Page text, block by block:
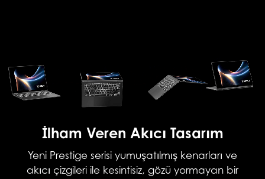
İlham Veren Akıcı Tasarım
Yeni Prestige serisi yumuşatılmış kenarları ve
akıcı çizgileri ile kesintisiz, gözü yormayan bir